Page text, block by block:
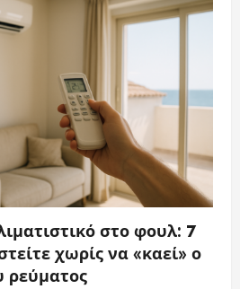
στο φουλ: 7
χωρίς να «καεί» ο
ρεύματος